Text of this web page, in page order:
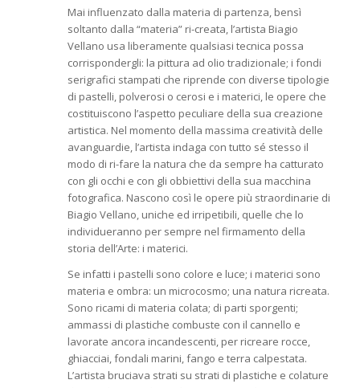
Mai influenzato dalla materia di partenza, bensì
soltanto dalla “materia” ri-creata, l’artista Biagio
Vellano usa liberamente qualsiasi tecnica possa
corrispondergli: la pittura ad olio tradizionale; i fondi
serigrafici stampati che riprende con diverse tipologie
di pastelli, polverosi o cerosi e i materici, le opere che
costituiscono l’aspetto peculiare della sua creazione
artistica. Nel momento della massima creatività delle
avanguardie, l’artista indaga con tutto sé stesso il
modo di ri-fare la natura che da sempre ha catturato
con gli occhi e con gli obbiettivi della sua macchina
fotografica. Nascono così le opere più straordinarie di
Biagio Vellano, uniche ed irripetibili, quelle che lo
individueranno per sempre nel firmamento della
storia dell’Arte: i materici.
Se infatti i pastelli sono colore e luce; i materici sono
materia e ombra: un microcosmo; una natura ricreata.
Sono ricami di materia colata; di parti sporgenti;
ammassi di plastiche combuste con il cannello e
lavorate ancora incandescenti, per ricreare rocce,
ghiacciai, fondali marini, fango e terra calpestata.
L’artista bruciava strati su strati di plastiche e colature